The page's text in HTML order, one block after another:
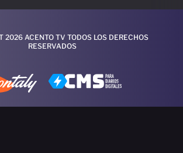
2026 ACENTO TV TODOS LOS DERECHOS
RESERVADOS